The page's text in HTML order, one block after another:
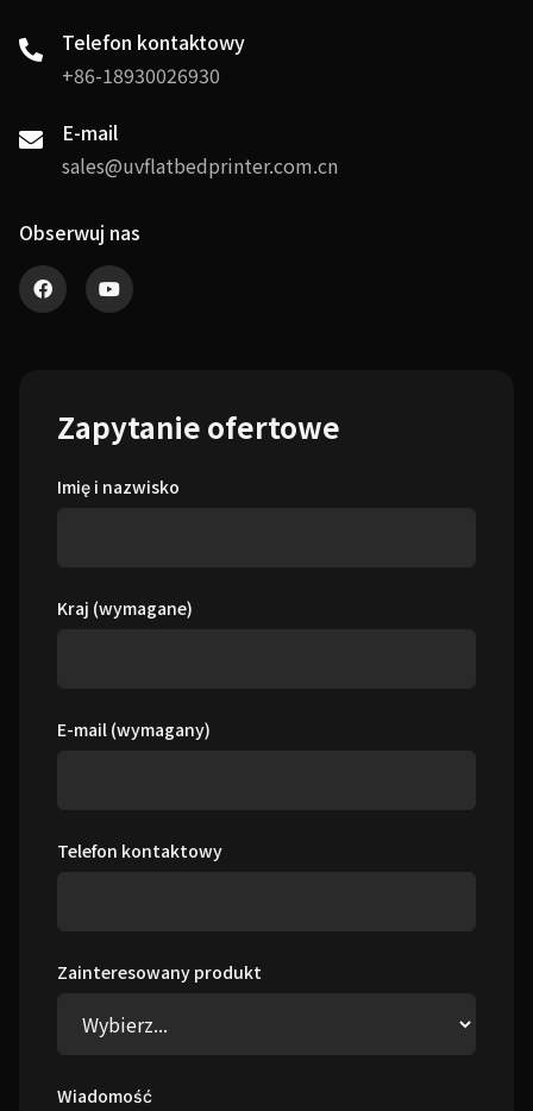
Telefon kontaktowy
+86-18930026930
E-mail
sales@uvflatbedprinter.com.cn
Obserwuj nas
Zapytanie ofertowe
Imię i nazwisko
Kraj (wymagane)
E-mail (wymagany)
Telefon kontaktowy
Zainteresowany produkt
Wiadomość